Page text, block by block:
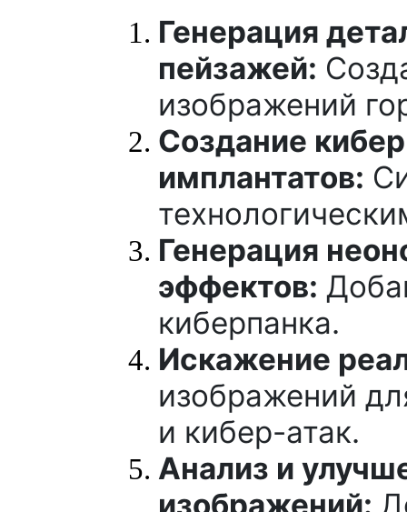
Генерация
пейзажей:
изображений
Создание
имплантатов:
Генерация
эффектов:
киберпанка.
Искажение
изображений
и кибер-атак.
Анализ и
изображений: